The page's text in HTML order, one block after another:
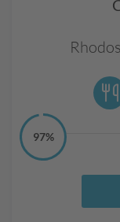
97%